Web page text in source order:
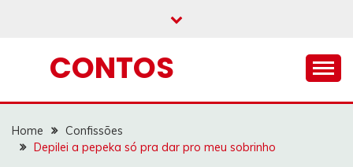
CONTOS
Home
Confissões
Depilei a pepeka só pra dar pro meu sobrinho